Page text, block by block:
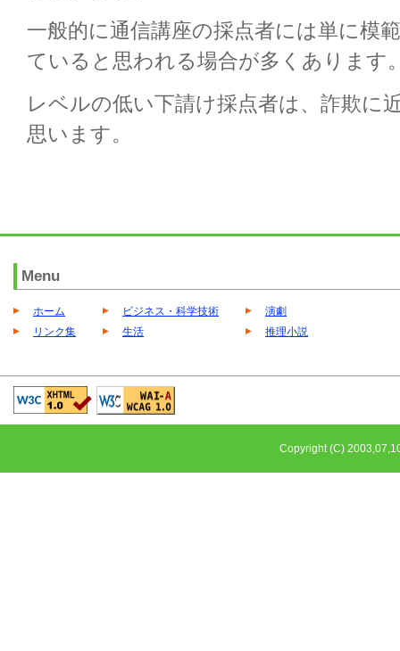
一般的に通信講座の採点者には単に模
ていると思われる場合が多くあります
レベルの低い下請け採点者は、詐欺に
思います。
Menu
ホーム
リンク集
ビジネス・科学技術
生活
演劇
推理小説
Copyright (C)